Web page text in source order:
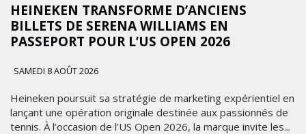
HEINEKEN TRANSFORME D’ANCIENS
BILLETS DE SERENA WILLIAMS EN
PASSEPORT POUR L’US OPEN 2026
SAMEDI 8 AOÛT 2026
Heineken poursuit sa stratégie de marketing expérientiel en
lançant une opération originale destinée aux passionnés de
tennis. À l’occasion de l’US Open 2026, la marque invite les...